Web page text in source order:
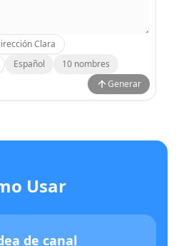
Clara
Español 10 nombres
Generar
Usar
de canal